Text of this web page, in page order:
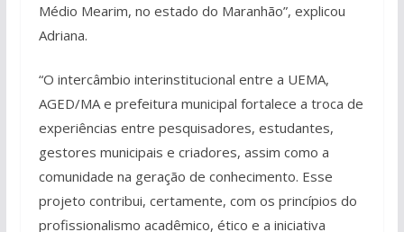
Médio Mearim, no estado do Maranhão”, explicou
Adriana.
“O intercâmbio interinstitucional entre a UEMA,
AGED/MA e prefeitura municipal fortalece a troca de
experiências entre pesquisadores, estudantes,
gestores municipais e criadores, assim como a
comunidade na geração de conhecimento. Esse
projeto contribui, certamente, com os princípios do
profissionalismo acadêmico, ético e a iniciativa